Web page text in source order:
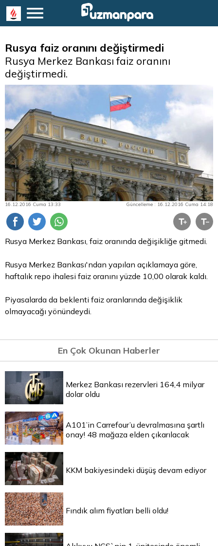
Rusya faiz oranını değiştirmedi
Rusya Merkez Bankası faiz oranını
değiştirmedi.
16.12.2016 Cuma 13:33 Güncelleme : 16.12.2016 Cuma 14:18
Rusya Merkez Bankası, faiz oranında değişikliğe gitmedi.
Rusya Merkez Bankası'ndan yapılan açıklamaya göre,
haftalık repo ihalesi faiz oranını yüzde 10,00 olarak kaldı.
Piyasalarda da beklenti faiz oranlarında değişiklik
olmayacağı yönündeydi.
En Çok Okunan Haberler
Merkez Bankası rezervleri 164,4 milyar
dolar oldu
A101’in Carrefour’u devralmasına şartlı
onay! 48 mağaza elden çıkarılacak
KKM bakiyesindeki düşüş devam ediyor
Fındık alım fiyatları belli oldu!